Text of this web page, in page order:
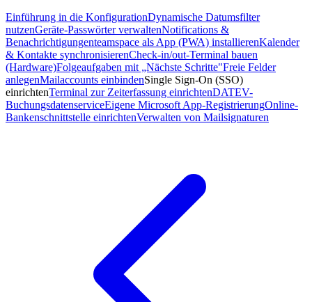
Einführung in die KonfigurationDynamische Datumsfilter
nutzenGeräte-Passwörter verwaltenNotifications &
Benachrichtigungenteamspace als App (PWA) installierenKalender
& Kontakte synchronisierenCheck-in/out-Terminal bauen
(Hardware)Folgeaufgaben mit „Nächste Schritte"Freie Felder
anlegenMailaccounts einbindenSingle Sign-On (SSO)
einrichtenTerminal zur Zeiterfassung einrichtenDATEV-
BuchungsdatenserviceEigene Microsoft App-RegistrierungOnline-
Bankenschnittstelle einrichtenVerwalten von Mailsignaturen